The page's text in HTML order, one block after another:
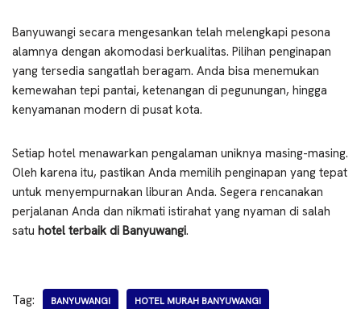
Banyuwangi secara mengesankan telah melengkapi pesona
alamnya dengan akomodasi berkualitas. Pilihan penginapan
yang tersedia sangatlah beragam. Anda bisa menemukan
kemewahan tepi pantai, ketenangan di pegunungan, hingga
kenyamanan modern di pusat kota.
Setiap hotel menawarkan pengalaman uniknya masing-masing.
Oleh karena itu, pastikan Anda memilih penginapan yang tepat
untuk menyempurnakan liburan Anda. Segera rencanakan
perjalanan Anda dan nikmati istirahat yang nyaman di salah
satu hotel terbaik di Banyuwangi.
Tag: BANYUWANGI HOTEL MURAH BANYUWANGI